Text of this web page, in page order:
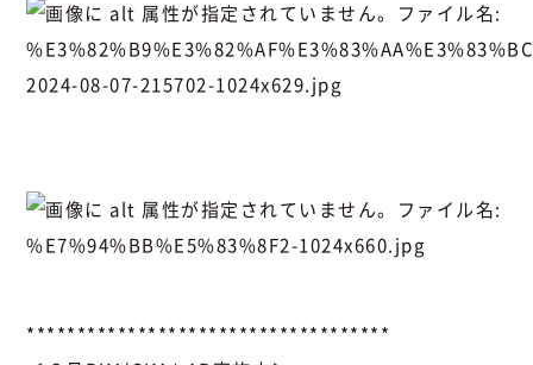
************************************